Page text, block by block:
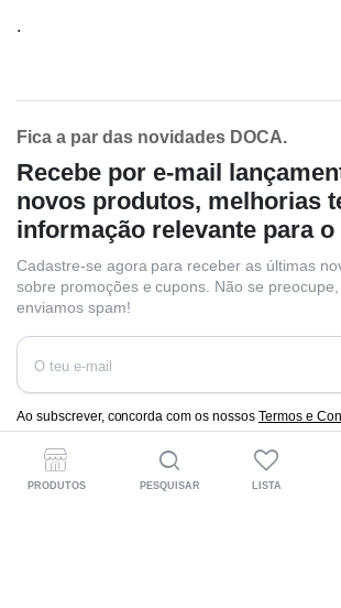
.
Fica a par das novidades DOCA.
Recebe por e-mail
novos produtos, melhorias
informação relevante para
Cadastre-se agora para receber as últimas
sobre promoções e cupons. Não se
enviamos spam!
Ao subscrever, concorda com os nossos Termos e
Privacidade e Cookies.
PRODUTOS PESQUISAR LISTA